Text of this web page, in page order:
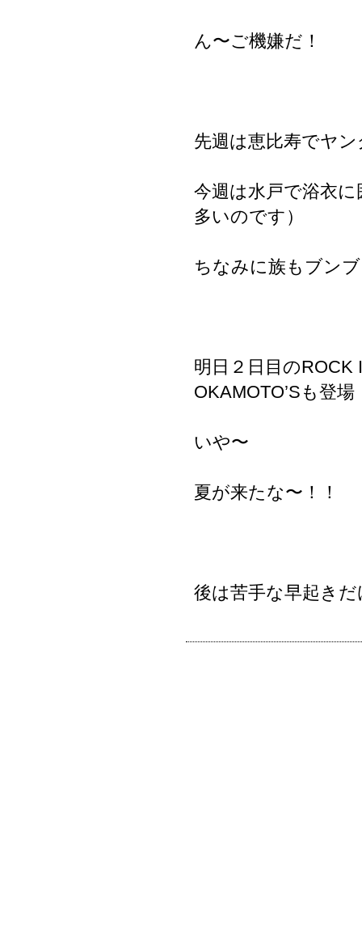
ん〜ご機嫌だ！
先週は恵比寿でヤ
今週は水戸で浴衣
多いのです）
ちなみに族もブン
明日２日目の
OKAMOTO’Sも登場
いや〜
夏が来たな〜！！
後は苦手な早起き